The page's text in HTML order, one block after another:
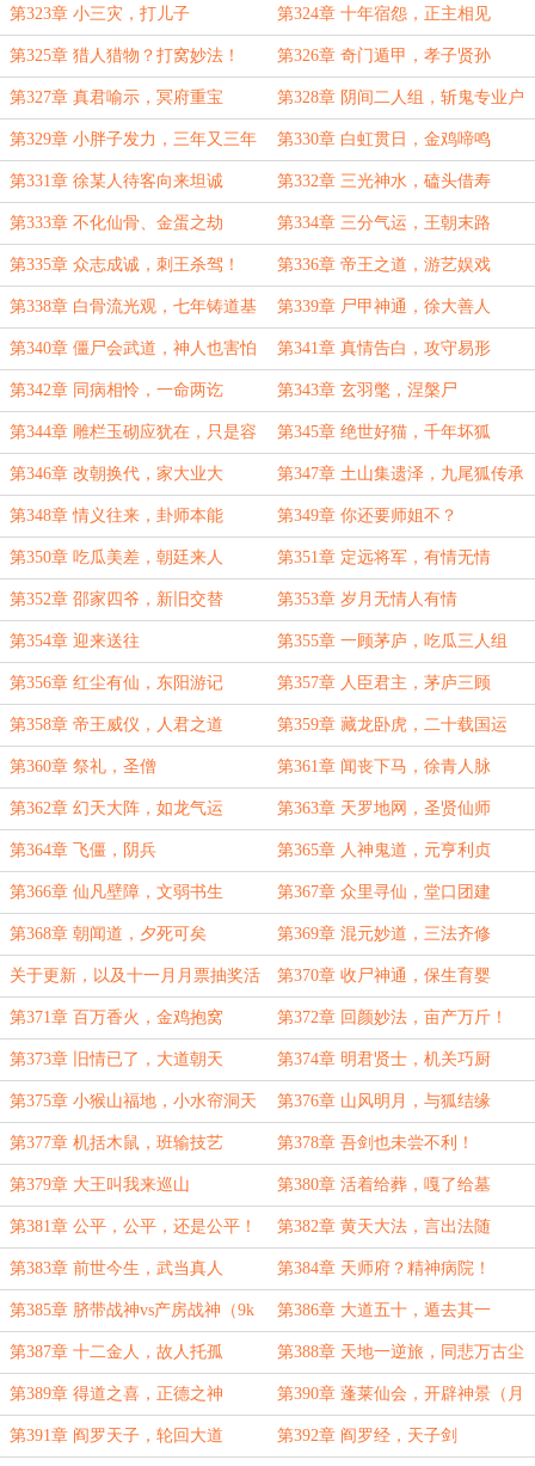
第323章 小三灾，打儿子 第324章 十年宿怨，正主相见
第325章 猎人猎物？打窝妙法！ 第326章 奇门遁甲，孝子贤孙
第327章 真君喻示，冥府重宝 第328章 阴间二人组，斩鬼专业户
第329章 小胖子发力，三年又三年 第330章 白虹贯日，金鸡啼鸣
第331章 徐某人待客向来坦诚 第332章 三光神水，磕头借寿
第333章 不化仙骨、金蛋之劫 第334章 三分气运，王朝末路
第335章 众志成诚，刺王杀驾！
（6k，求月票）
第336章 帝王之道，游艺娱戏
第338章 白骨流光观，七年铸道基 第339章 尸甲神通，徐大善人
第340章 僵尸会武道，神人也害怕 第341章 真情告白，攻守易形
第342章 同病相怜，一命两讫 第343章 玄羽氅，涅槃尸
第344章 雕栏玉砌应犹在，只是容
颜改
第345章 绝世好猫，千年坏狐
第346章 改朝换代，家大业大 第347章 土山集遗泽，九尾狐传承
第348章 情义往来，卦师本能 第349章 你还要师姐不？
第350章 吃瓜美差，朝廷来人 第351章 定远将军，有情无情
第352章 邵家四爷，新旧交替 第353章 岁月无情人有情
第354章 迎来送往 第355章 一顾茅庐，吃瓜三人组
第356章 红尘有仙，东阳游记 第357章 人臣君主，茅庐三顾
第358章 帝王威仪，人君之道 第359章 藏龙卧虎，二十载国运
第360章 祭礼，圣僧 第361章 闻丧下马，徐青人脉
第362章 幻天大阵，如龙气运 第363章 天罗地网，圣贤仙师
第364章 飞僵，阴兵 第365章 人神鬼道，元亨利贞
第366章 仙凡壁障，文弱书生 第367章 众里寻仙，堂口团建
第368章 朝闻道，夕死可矣 第369章 混元妙道，三法齐修
关于更新，以及十一月月票抽奖活
动获奖名单
第370章 收尸神通，保生育婴
第371章 百万香火，金鸡抱窝 第372章 回颜妙法，亩产万斤！
第373章 旧情已了，大道朝天 第374章 明君贤士，机关巧厨
第375章 小猴山福地，小水帘洞天
（6k）
第376章 山风明月，与狐结缘
第377章 机括木鼠，班输技艺
（6k）
第378章 吾剑也未尝不利！
第379章 大王叫我来巡山 第380章 活着给葬，嘎了给墓
第381章 公平，公平，还是公平！ 第382章 黄天大法，言出法随
第383章 前世今生，武当真人 第384章 天师府？精神病院！
第385章 脐带战神vs产房战神（9k
字，补更）
第386章 大道五十，遁去其一
第387章 十二金人，故人托孤 第388章 天地一逆旅，同悲万古尘
第389章 得道之喜，正德之神 第390章 蓬莱仙会，开辟神景（月
初求保底月票）
第391章 阎罗天子，轮回大道 第392章 阎罗经，天子剑